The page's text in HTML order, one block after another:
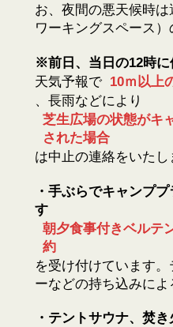
お、夜間の悪天候時
ワーキングスペース）
※前日、当日の12時
天気予報で 10ｍ以上
、長雨などにより
芝生広場の状態がキ
された場合
は中止の連絡をいたし
・手ぶらでキャンプ
す
朝夕食事付きベルテ
約
を受け付けています
ーなどの持ち込みによ
・テントサウナ、焚